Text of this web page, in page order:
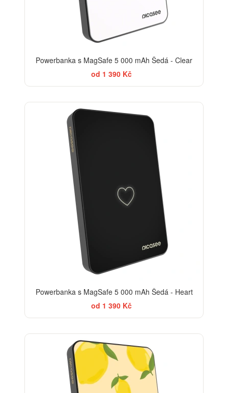
Powerbanka s MagSafe 5 000 mAh Šedá - Clear
od 1 390 Kč
Powerbanka s MagSafe 5 000 mAh Šedá - Heart
od 1 390 Kč